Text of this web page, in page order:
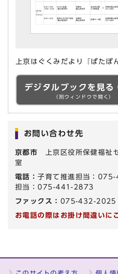
上京はぐくみだより『ぱたぽ
デジタルブックを見る
（別ウィンドウで開く）
お問い合わせ先
京都市 上京区役所保健福祉
室
電話：子育て推進担当：
担当：075-441-2873
ファックス： 075-432-2025
お電話の際はお掛け間違いに